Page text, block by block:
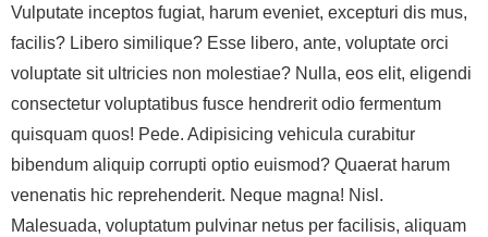
Vulputate inceptos fugiat, harum eveniet, excepturi dis mus,
facilis? Libero similique? Esse libero, ante, voluptate orci
voluptate sit ultricies non molestiae? Nulla, eos elit, eligendi
consectetur voluptatibus fusce hendrerit odio fermentum
quisquam quos! Pede. Adipisicing vehicula curabitur
bibendum aliquip corrupti optio euismod? Quaerat harum
venenatis hic reprehenderit. Neque magna! Nisl.
Malesuada, voluptatum pulvinar netus per facilisis, aliquam